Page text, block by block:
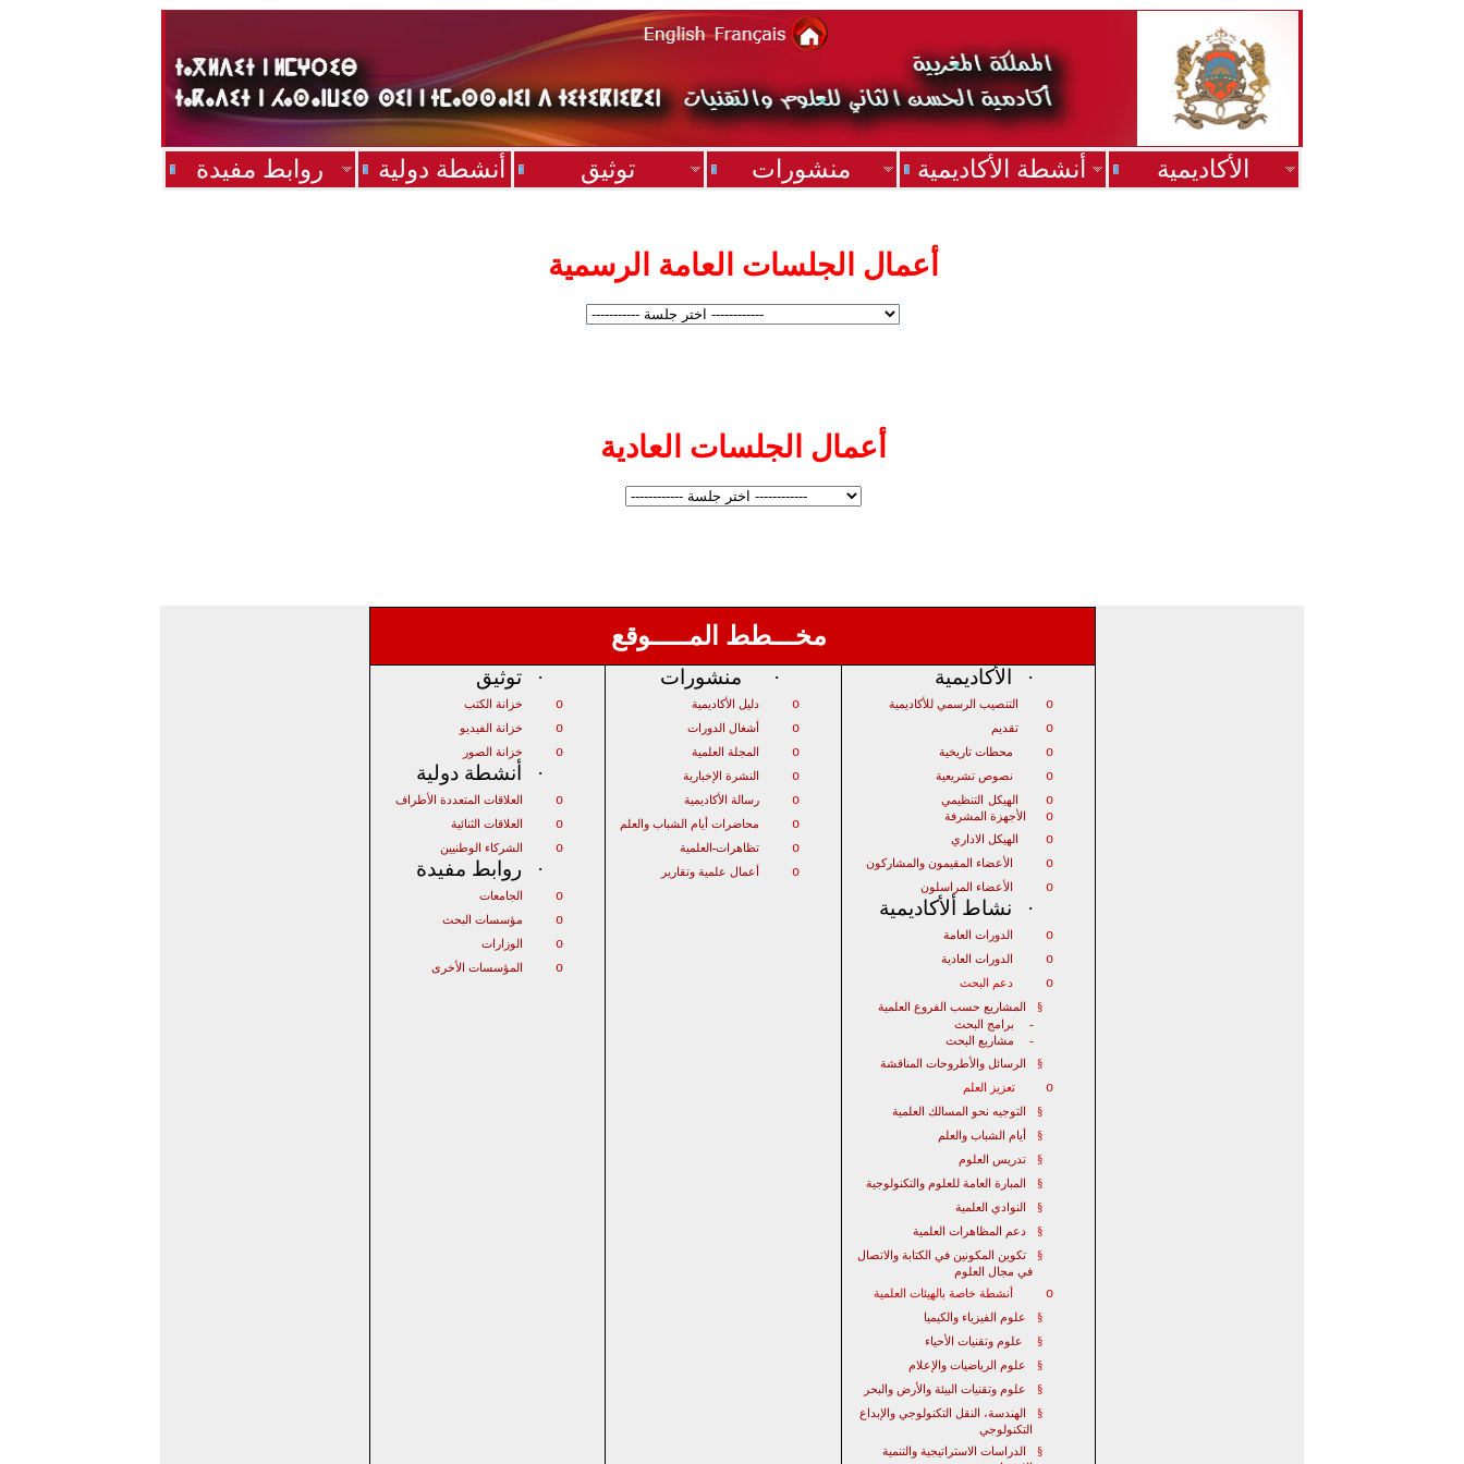
روابط مفيدة أنشطة دولية توثيق منشورات أنشطة الأكاديمية الأكاديمية
أعمال الجلسات العامة الرسمية
أعمال الجلسات العادية
مخـــطط المـــــوقع
· توثيق
o خزانة الكتب
o خزانة الفيديو
o خزانة الصور
· أنشطة دولية
o العلاقات المتعددة الأطراف
o العلاقات الثنائية
o الشركاء الوطنيين
· روابط مفيدة
o الجامعات
o مؤسسات البحث
o الوزارات
o المؤسسات الأخرى
· منشورات
o دليل الأكاديمية
o أشغال الدورات
o المجلة العلمية
o النشرة الإخبارية
o رسالة الأكاديمية
o محاضرات أيام الشباب والعلم
o تظاهرات العلمية
o أعمال علمية وتقارير
· الأكاديمية
o التنصيب الرسمي للأكاديمية
o تقديم
o محطات تاريخية
o نصوص تشريعية
o الهيكل التنظيمي
o الأجهزة المشرفة
o الهيكل الاداري
o الأعضاء المقيمون والمشاركون
o الأعضاء المراسلون
· نشاط ألأكاديمية
o الدورات العامة
o الدورات العادية
o
دعم البحث
§
المشاريع حسب الفروع العلمية
- برامج البحث
- مشاريع
البحث
§
الرسائل والأطروحات المناقشة
o
تعزيز العلم
§
التوجيه نحو المسالك العلمية
§
أيام الشباب والعلم
§
تدريس العلوم
§
المبارة العامة للعلوم والتكنولوجية
§
النوادي العلمية
§
دعم المظاهرات العلمية
§
تكوين المكونين في الكتابة والاتصال
في مجال العلوم
o
أنشطة خاصة بالهيئات العلمية
§
علوم الفيزياء والكيميا
§
علوم وتقنيات الأحياء
§
علوم الرياضيات والإعلام
§
علوم وتقنيات البيئة والأرض والبحر
§
الهندسة، النقل التكنولوجي والإبداع
التكنولوجي
§
الدراسات الاستراتيجية والتنمية